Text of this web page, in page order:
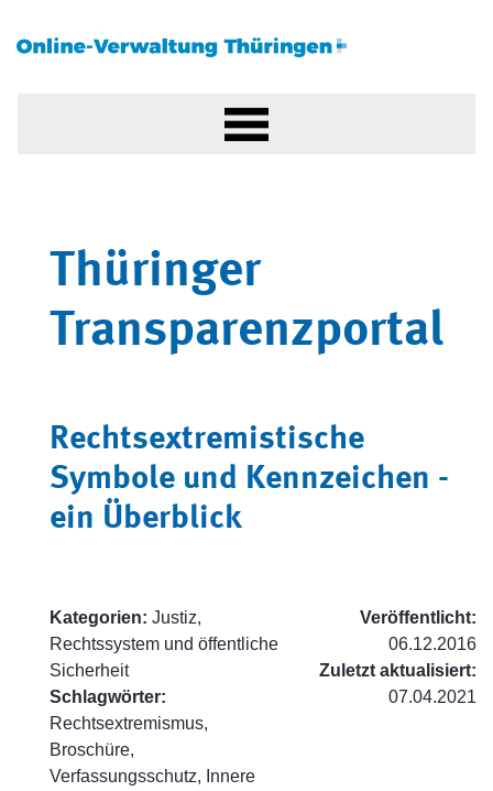
Thüringer
Transparenzportal
Rechtsextremistische
Symbole und Kennzeichen -
ein Überblick
Kategorien: Justiz,
Rechtssystem und öffentliche
Sicherheit
Schlagwörter:
Rechtsextremismus,
Broschüre,
Verfassungsschutz, Innere
Veröffentlicht:
06.12.2016
Zuletzt aktualisiert:
07.04.2021